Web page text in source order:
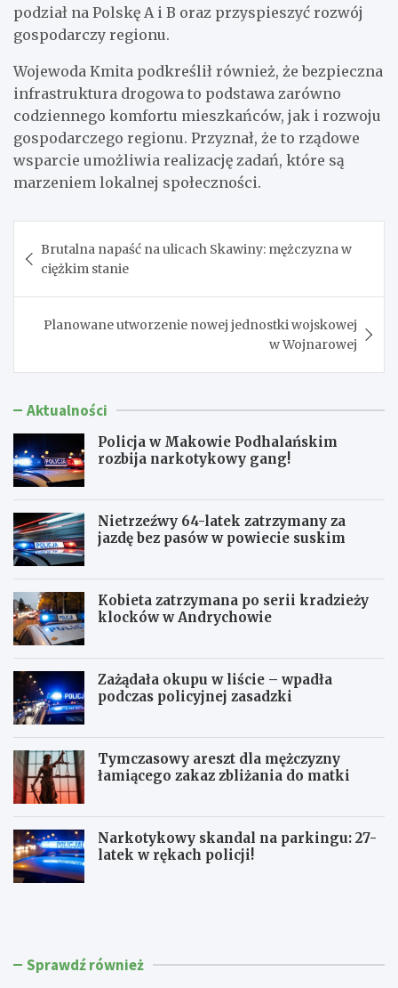
podział na Polskę A i B oraz przyspieszyć rozwój
gospodarczy regionu.
Wojewoda Kmita podkreślił również, że bezpieczna
infrastruktura drogowa to podstawa zarówno
codziennego komfortu mieszkańców, jak i rozwoju
gospodarczego regionu. Przyznał, że to rządowe
wsparcie umożliwia realizację zadań, które są
marzeniem lokalnej społeczności.
wpisu
Brutalna napaść na ulicach Skawiny: mężczyzna w
ciężkim stanie
Planowane utworzenie nowej jednostki wojskowej
w Wojnarowej
Aktualności
Policja w Makowie Podhalańskim
rozbija narkotykowy gang!
Nietrzeźwy 64-latek zatrzymany za
jazdę bez pasów w powiecie suskim
Kobieta zatrzymana po serii kradzieży
klocków w Andrychowie
Zażądała okupu w liście – wpadła
podczas policyjnej zasadzki
Tymczasowy areszt dla mężczyzny
łamiącego zakaz zbliżania do matki
Narkotykowy skandal na parkingu: 27-
latek w rękach policji!
P
j
N
z Sprawdź również